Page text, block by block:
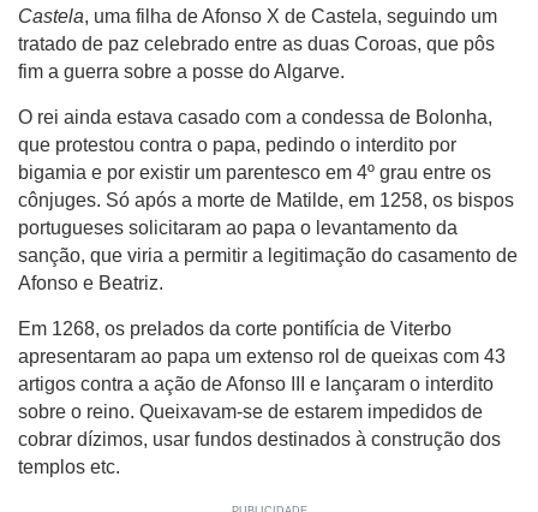
Castela, uma filha de Afonso X de Castela, seguindo um
tratado de paz celebrado entre as duas Coroas, que pôs
fim a guerra sobre a posse do Algarve.
O rei ainda estava casado com a condessa de Bolonha,
que protestou contra o papa, pedindo o interdito por
bigamia e por existir um parentesco em 4º grau entre os
cônjuges. Só após a morte de Matilde, em 1258, os bispos
portugueses solicitaram ao papa o levantamento da
sanção, que viria a permitir a legitimação do casamento de
Afonso e Beatriz.
Em 1268, os prelados da corte pontifícia de Viterbo
apresentaram ao papa um extenso rol de queixas com 43
artigos contra a ação de Afonso III e lançaram o interdito
sobre o reino. Queixavam-se de estarem impedidos de
cobrar dízimos, usar fundos destinados à construção dos
templos etc.